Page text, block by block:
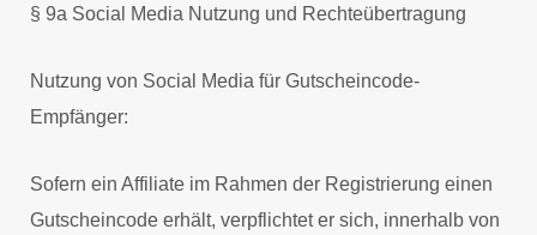
§ 9a Social Media Nutzung und Rechteübertragung
Nutzung von Social Media für Gutscheincode-
Empfänger:
Sofern ein Affiliate im Rahmen der Registrierung einen
Gutscheincode erhält, verpflichtet er sich, innerhalb von